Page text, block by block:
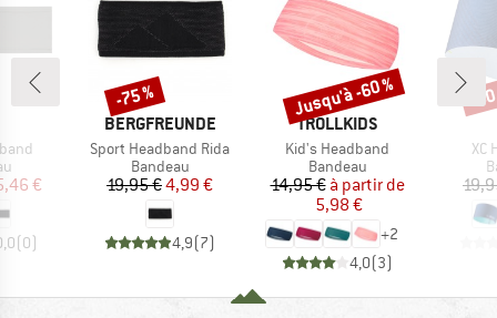
réduit
€
(0)
MARQUE
BERGFREUNDE
Article
Sport Headband Rida
Product group
Bandeau
Prix
19,95 €Prix réduit
4,99 €
4,9(7)
Remise
-75 %
MARQUE
TROLLKIDS
Article
Kid's Headband
Product group
Bandeau
Prix
14,95 € Prix réduit
à partir de
5,98 €
+2
4,0(3)
Remise
Jusqu'à -60 %
XC
-